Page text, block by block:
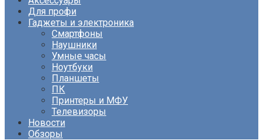
Для профи
Гаджеты и электроника
Смартфоны
Наушники
Умные часы
Ноутбуки
Планшеты
ПК
Принтеры и МФУ
Телевизоры
Новости
Обзоры